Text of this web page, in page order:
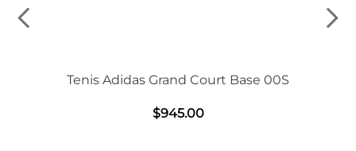
Tenis Adidas Grand Court Base 00S
$945.00